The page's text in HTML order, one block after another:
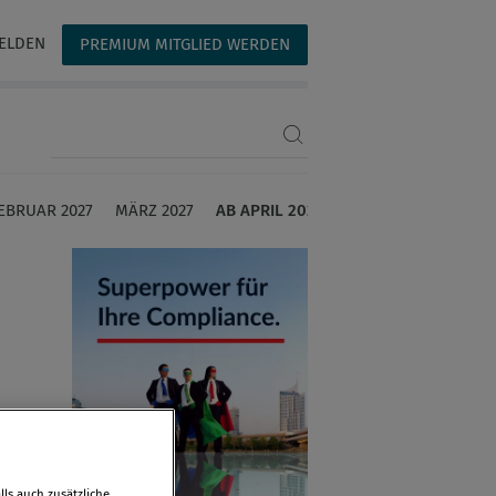
PREMIUM MITGLIED WERDEN
2027 MÄRZ 2027 AB APRIL 2027